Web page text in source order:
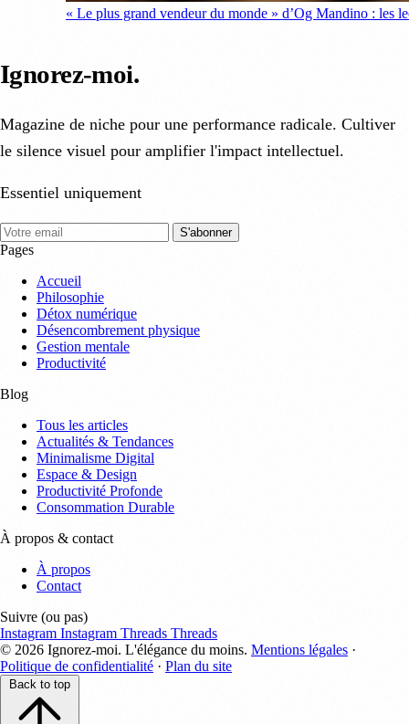
« Le plus grand vendeur du monde » d’Og Mandino : les
Ignorez-moi.
Magazine de niche pour une performance radicale. Cultiver
le silence visuel pour amplifier l'impact intellectuel.
Essentiel uniquement
S'abonner
Pages
Accueil
Philosophie
Détox numérique
Désencombrement physique
Gestion mentale
Productivité
Blog
Tous les articles
Actualités & Tendances
Minimalisme Digital
Espace & Design
Productivité Profonde
Consommation Durable
À propos & contact
À propos
Contact
Suivre (ou pas)
Instagram Instagram Threads Threads
© 2026 Ignorez-moi. L'élégance du moins. Mentions légales ·
Politique de confidentialité · Plan du site